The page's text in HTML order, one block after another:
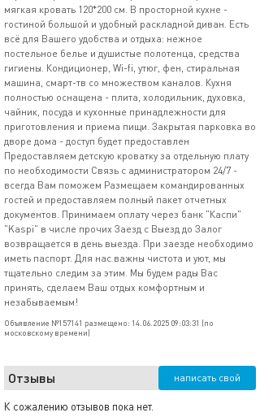
мягкая кровать 120*200 см. В просторной кухне -
гостиной большой и удобный раскладной диван. Есть
всё для Вашего удобства и отдыха: нежное
постельное белье и душистые полотенца, средства
гигиены. Кондиционер, Wi-fi, утюг, фен, стиральная
машина, смарт-тв со множеством каналов. Кухня
полностью оснащена - плита, холодильник, духовка,
чайник, посуда и кухонные принадлежности для
приготовления и приема пищи. Закрытая парковка во
дворе дома - доступ будет предоставлен
Предоставляем детскую кроватку за отдельную плату
по необходимости Связь с администратором 24/7 -
всегда Вам поможем Размещаем командированных
гостей и предоставляем полный пакет отчетных
документов. Принимаем оплату через банк "Каспи"
"Kaspi" в числе прочих Заезд с Выезд до Залог
возвращается в день выезда. При заезде необходимо
иметь паспорт. Для нас важны чистота и уют, мы
тщательно следим за этим. Мы будем рады Вас
принять, сделаем Ваш отдых комфортным и
незабываемым!
Объявление №157141 размещено: 14.06.2025 09:03:31 (по
московскому времени)
Отзывы написать свой
К сожалению отзывов пока нет.